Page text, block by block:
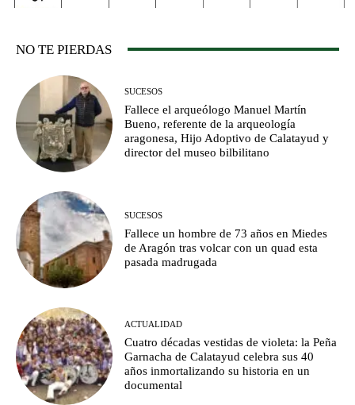
NO TE PIERDAS
SUCESOS
Fallece el arqueólogo Manuel Martín
Bueno, referente de la arqueología
aragonesa, Hijo Adoptivo de Calatayud y
director del museo bilbilitano
SUCESOS
Fallece un hombre de 73 años en Miedes
de Aragón tras volcar con un quad esta
pasada madrugada
ACTUALIDAD
Cuatro décadas vestidas de violeta: la Peña
Garnacha de Calatayud celebra sus 40
años inmortalizando su historia en un
documental